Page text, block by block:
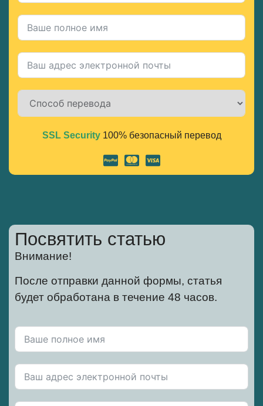
Alternative:
SSL Security100% безопасный перевод
Посвятить статью
Внимание!
После отправки данной формы, статья
будет обработана в течение 48 часов.